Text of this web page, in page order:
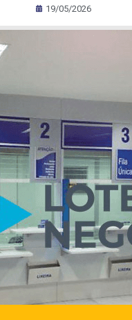
19/05/2026